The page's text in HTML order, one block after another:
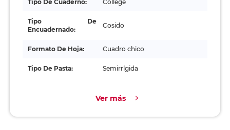
Tipo De Cuaderno: College
Tipo De
Encuadernado:
Cosido
Formato De Hoja: Cuadro chico
Tipo De Pasta: Semirrígida
Ver más